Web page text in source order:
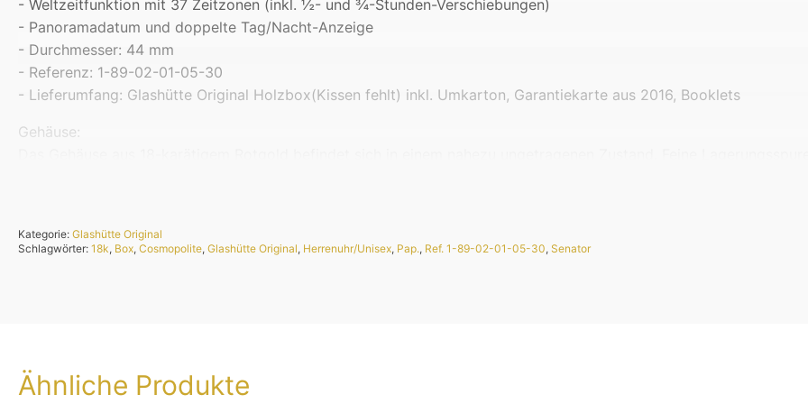
- Weltzeitfunktion mit 37 Zeitzonen (inkl. ½- und ¾-Stunden-Verschiebungen)
- Panoramadatum und doppelte Tag/Nacht-Anzeige
- Durchmesser: 44 mm
- Referenz: 1-89-02-01-05-30
- Lieferumfang: Glashütte Original Holzbox(Kissen fehlt) inkl. Umkarton, Garantiekarte aus 2016, Booklets
Gehäuse:
Glas:
Armband:
Das Armband befindet sich in nahezu ungetragenem Zustand, auch die Glashütte Original Faltschließe aus Rotgold
Kategorie: Glashütte Original
Schlagwörter: 18k, Box, Cosmopolite, Glashütte Original, Herrenuhr/Unisex, Pap., Ref. 1-89-02-01-05-30, Senator
Ähnliche Produkte